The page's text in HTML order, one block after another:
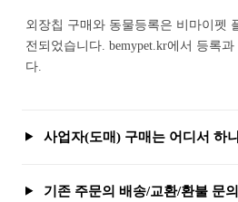
외장칩 구매와 동물등록은 비마이펫
전되었습니다. bemypet.kr에서 등록
다.
사업자(도매) 구매는 어디서 하
기존 주문의 배송/교환/환불 문